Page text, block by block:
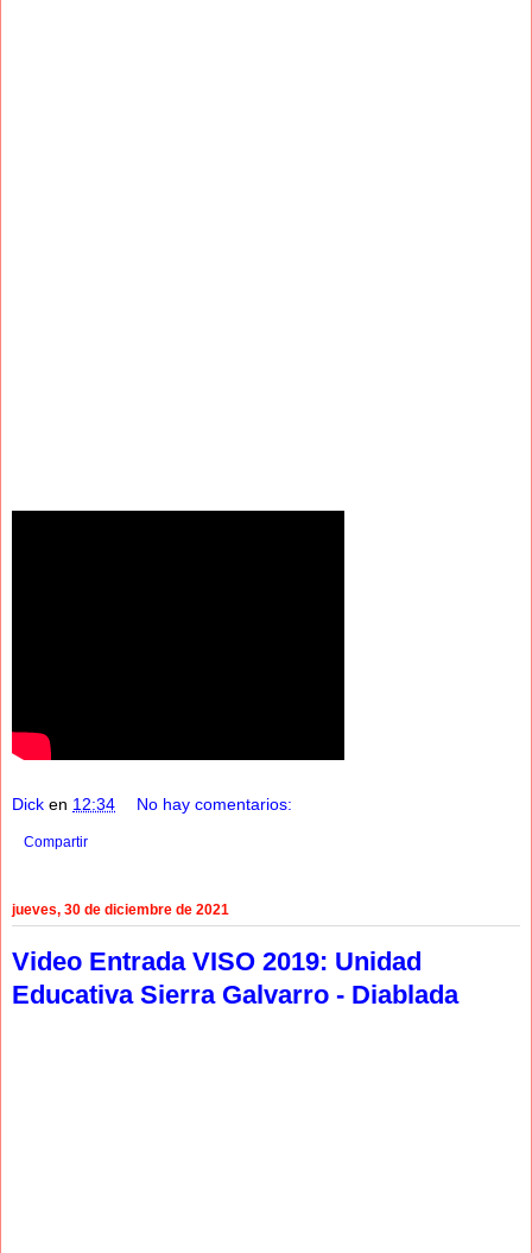
Dick en 12:34 No hay comentarios:
Compartir
jueves, 30 de diciembre de 2021
Video Entrada VISO 2019: Unidad
Educativa Sierra Galvarro - Diablada